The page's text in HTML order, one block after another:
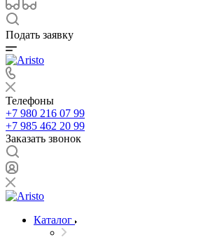
Подать заявку
Телефоны
+7 980 216 07 99
+7 985 462 20 99
Заказать звонок
Каталог